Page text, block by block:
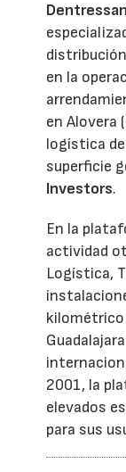
en la
en Alovera
logística
superficie
Investors.
En la
actividad
Logística,
kilométrico
2001, la
elevados
para sus